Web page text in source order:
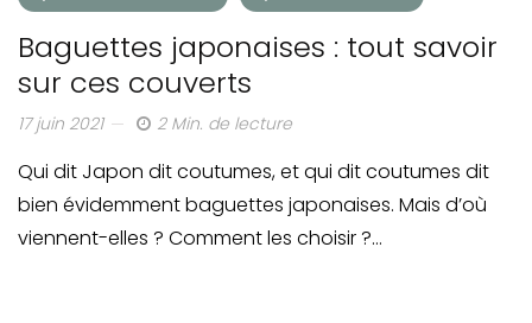
Baguettes japonaises : tout savoir
sur ces couverts
17 juin 2021 2 Min. de lecture
Qui dit Japon dit coutumes, et qui dit coutumes dit
bien évidemment baguettes japonaises. Mais d’où
viennent-elles ? Comment les choisir ?…